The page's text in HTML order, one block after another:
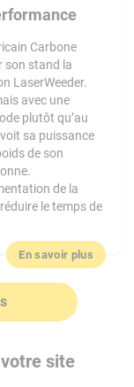
Carbone
son stand la
LaserWeeder.
avec une
plutôt qu’au
sa puissance
de son
de la
le temps de
En savoir plus
site